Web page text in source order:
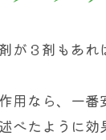
が３剤もあれ
用なら、一番
べたように